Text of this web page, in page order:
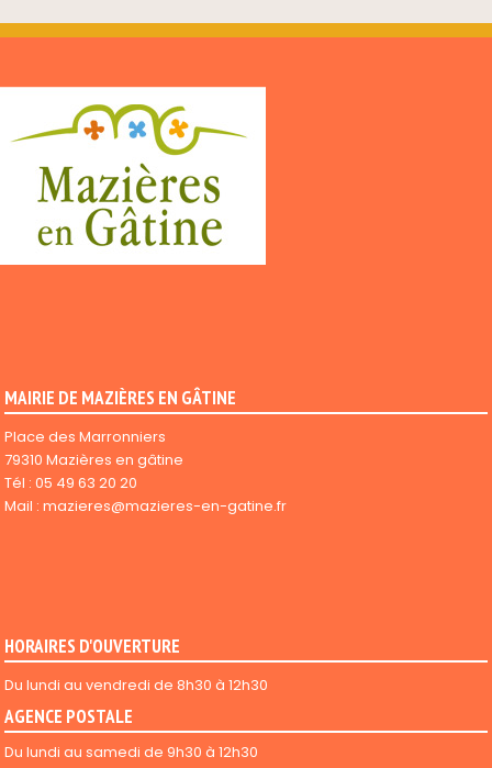
MAIRIE DE MAZIÈRES EN GÂTINE
Place des Marronniers
79310 Mazières en gâtine
Tél : 05 49 63 20 20
Mail : mazieres@mazieres-en-gatine.fr
HORAIRES D'OUVERTURE
Du lundi au vendredi de 8h30 à 12h30
AGENCE POSTALE
Du lundi au samedi de 9h30 à 12h30